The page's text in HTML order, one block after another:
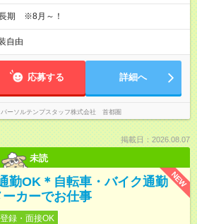
長期 ※8月～！
自由
応募する 詳細へ
パーソルテンプスタッフ株式会社 首都圏
掲載日：2026.08.07
未読
NEW
勤OK＊自転車・バイク通勤
カーでお仕事
録・面接OK